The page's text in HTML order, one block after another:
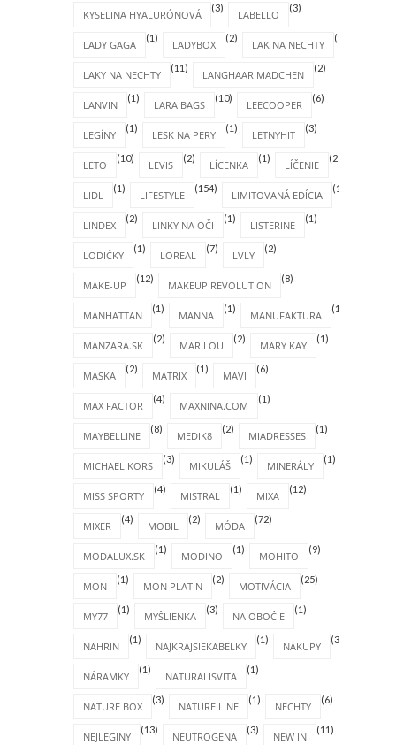
KYSELINA HYALURÓNOVÁ
(3)
LABELLO
(3)
LADY GAGA
(1)
LADYBOX
(2)
LAK NA NECHTY
(1)
LAKY NA NECHTY
(11)
LANGHAAR MADCHEN
(2)
LANVIN
(1)
LARA BAGS
(10)
LEECOOPER
(6)
LEGÍNY
(1)
LESK NA PERY
(1)
LETNYHIT
(3)
LETO
(10)
LEVIS
(2)
LÍCENKA
(1)
LÍČENIE
(25)
LIDL
(1)
LIFESTYLE
(154)
LIMITOVANÁ EDÍCIA
(1)
LINDEX
(2)
LINKY NA OČI
(1)
LISTERINE
(1)
LODIČKY
(1)
LOREAL
(7)
LVLY
(2)
MAKE-UP
(12)
MAKEUP REVOLUTION
(8)
MANHATTAN
(1)
MANNA
(1)
MANUFAKTURA
(1)
MANZARA.SK
(2)
MARILOU
(2)
MARY KAY
(1)
MASKA
(2)
MATRIX
(1)
MAVI
(6)
MAX FACTOR
(4)
MAXNINA.COM
(1)
MAYBELLINE
(8)
MEDIK8
(2)
MIADRESSES
(1)
MICHAEL KORS
(3)
MIKULÁŠ
(1)
MINERÁLY
(1)
MISS SPORTY
(4)
MISTRAL
(1)
MIXA
(12)
MIXER
(4)
MOBIL
(2)
MÓDA
(72)
MODALUX.SK
(1)
MODINO
(1)
MOHITO
(9)
MON
(1)
MON PLATIN
(2)
MOTIVÁCIA
(25)
MY77
(1)
MYŠLIENKA
(3)
NA OBOČIE
(1)
NAHRIN
(1)
NAJKRAJSIEKABELKY
(1)
NÁKUPY
(31)
NÁRAMKY
(1)
NATURALISVITA
(1)
NATURE BOX
(3)
NATURE LINE
(1)
NECHTY
(6)
NEJLEGINY
(13)
NEUTROGENA
(3)
NEW IN
(11)